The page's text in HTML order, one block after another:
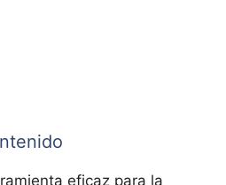
eficaz para la